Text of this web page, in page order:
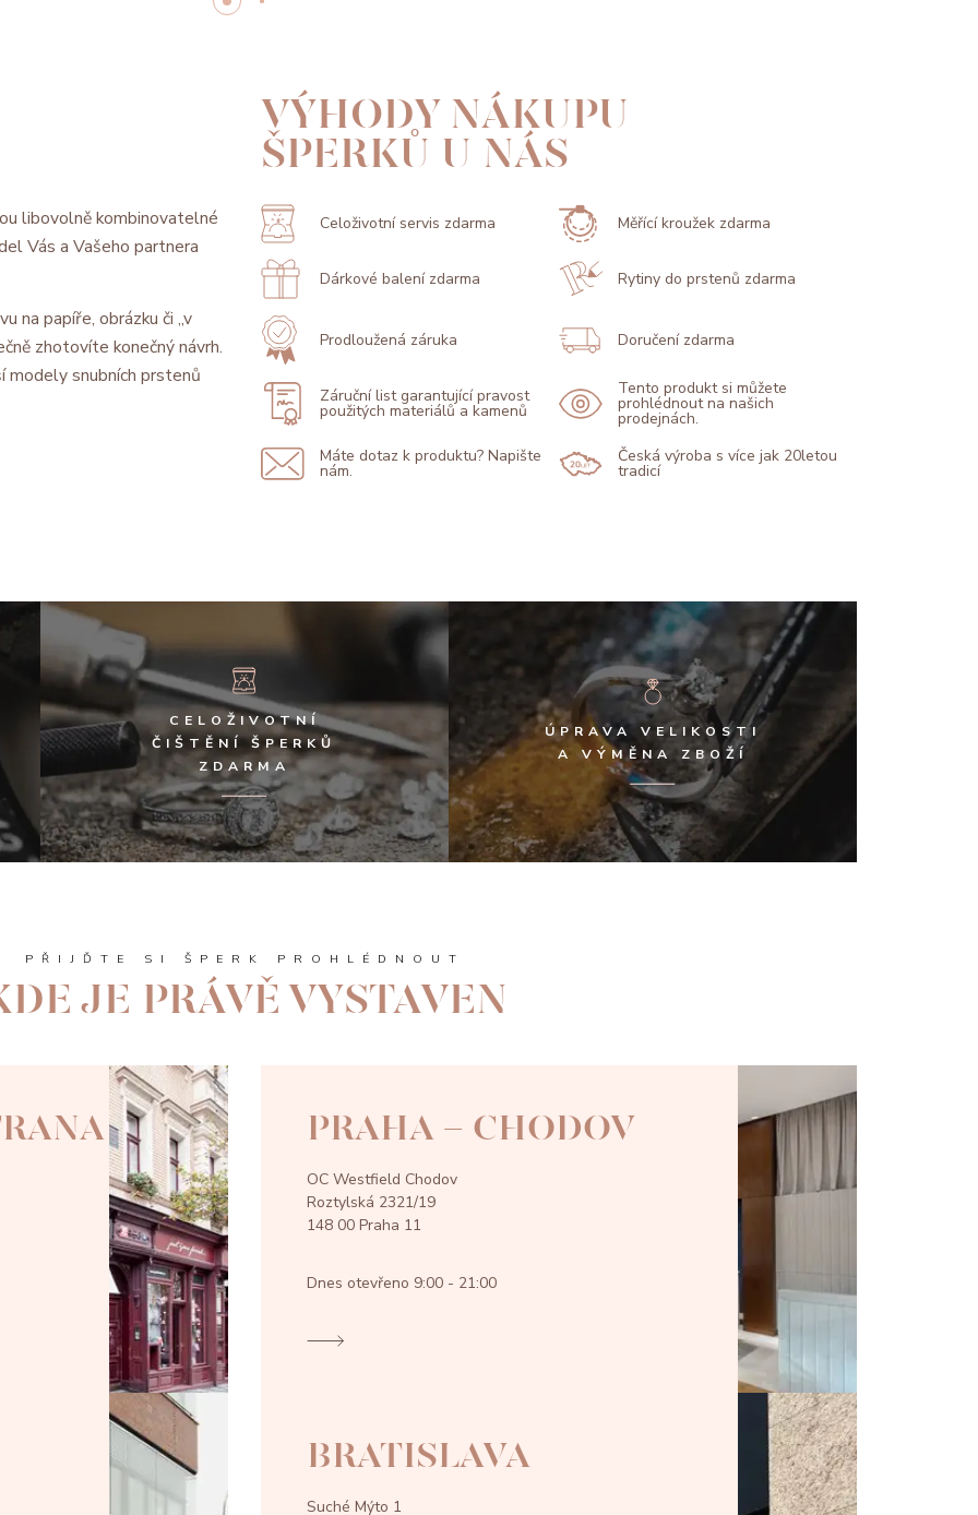
libovolně kombinovatelné
Vás a Vašeho partnera
na papíře, obrázku či „v
zhotovíte konečný návrh.
modely snubních prstenů
VÝHODY NÁKUPU
ŠPERKŮ U NÁS
Celoživotní servis zdarma Měřící kroužek zdarma
Dárkové balení zdarma Rytiny do prstenů zdarma
Prodloužená záruka Doručení zdarma
Záruční list garantující pravost
použitých materiálů a kamenů
Tento produkt si můžete
prohlédnout na našich
prodejnách.
Máte dotaz k produktu? Napište
nám.
Česká výroba s více jak 20letou
tradicí
CELOŽIVOTNÍ
ČIŠTĚNÍ ŠPERKŮ
ZDARMA
ÚPRAVA VELIKOSTI
A VÝMĚNA ZBOŽÍ
PŘIJĎTE SI ŠPERK PROHLÉDNOUT
JE PRÁVĚ VYSTAVEN
PRAHA - CHODOV
OC Westfield Chodov
Roztylská 2321/19
148 00 Praha 11
Dnes otevřeno 9:00 - 21:00
BRATISLAVA
Suché Mýto 1